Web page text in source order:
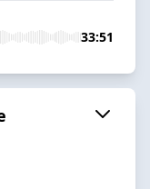
33:51